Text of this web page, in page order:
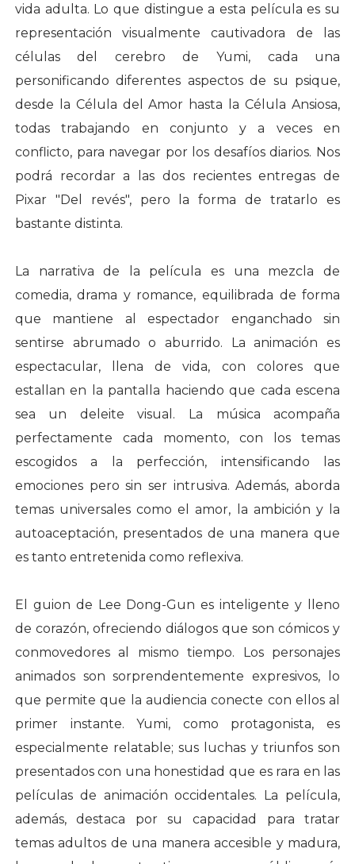
vida adulta. Lo que distingue a esta película es su
representación visualmente cautivadora de las
células del cerebro de Yumi, cada una
personificando diferentes aspectos de su psique,
desde la Célula del Amor hasta la Célula Ansiosa,
todas trabajando en conjunto y a veces en
conflicto, para navegar por los desafíos diarios. Nos
podrá recordar a las dos recientes entregas de
Pixar "Del revés", pero la forma de tratarlo es
bastante distinta.
La narrativa de la película es una mezcla de
comedia, drama y romance, equilibrada de forma
que mantiene al espectador enganchado sin
sentirse abrumado o aburrido. La animación es
espectacular, llena de vida, con colores que
estallan en la pantalla haciendo que cada escena
sea un deleite visual. La música acompaña
perfectamente cada momento, con los temas
escogidos a la perfección, intensificando las
emociones pero sin ser intrusiva. Además, aborda
temas universales como el amor, la ambición y la
autoaceptación, presentados de una manera que
es tanto entretenida como reflexiva.
El guion de Lee Dong-Gun es inteligente y lleno
de corazón, ofreciendo diálogos que son cómicos y
conmovedores al mismo tiempo. Los personajes
animados son sorprendentemente expresivos, lo
que permite que la audiencia conecte con ellos al
primer instante. Yumi, como protagonista, es
especialmente relatable; sus luchas y triunfos son
presentados con una honestidad que es rara en las
películas de animación occidentales. La película,
además, destaca por su capacidad para tratar
temas adultos de una manera accesible y madura,